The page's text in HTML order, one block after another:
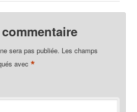
sera pas publiée. Les champs
avec*